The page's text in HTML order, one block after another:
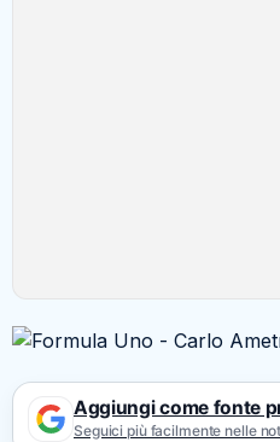
Aggiungi come fonte
Seguici più facilmente nelle